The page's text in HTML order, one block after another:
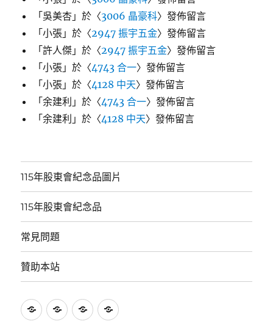
「吳美杏 」於〈3006 晶豪科〉發佈留言
「小張 」於〈2947 振宇五金〉發佈留言
「許人傑 」於〈2947 振宇五金〉發佈留言
「小張 」於〈4743 合一〉發佈留言
「小張 」於〈4128 中天〉發佈留言
「余建利 」於〈4743 合一〉發佈留言
「余建利 」於〈4128 中天〉發佈留言
115年股東會紀念品圖片
115年股東會紀念品
常見問題
贊助本站
115
115
常
贊